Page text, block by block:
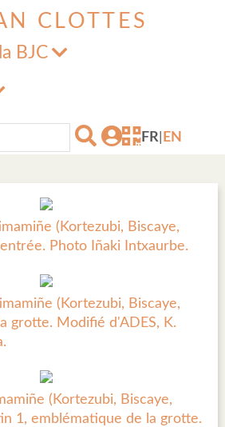
BJC
FR EN
(Kortezubi, Biscaye,
Photo Iñaki Intxaurbe.
(Kortezubi, Biscaye,
grotte. Modifié d'ADES, K.
(Kortezubi, Biscaye,
1, emblématique de la grotte.